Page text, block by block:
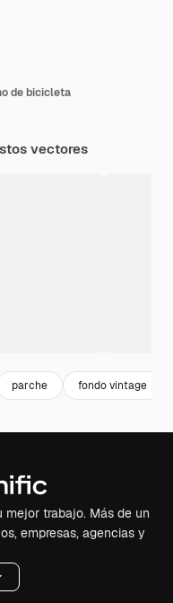
de bicicleta
vectores
parche fondo vintage
mejor trabajo. Más de un
empresas, agencias y